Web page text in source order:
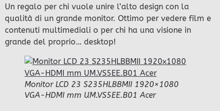
Un regalo per chi vuole unire l’alto design con la
qualità di un grande monitor. Ottimo per vedere film e
contenuti multimediali o per chi ha una visione in
grande del proprio… desktop!
Monitor LCD 23 S235HLBBMII 1920×1080
VGA-HDMI mm UM.VS5EE.B01 Acer